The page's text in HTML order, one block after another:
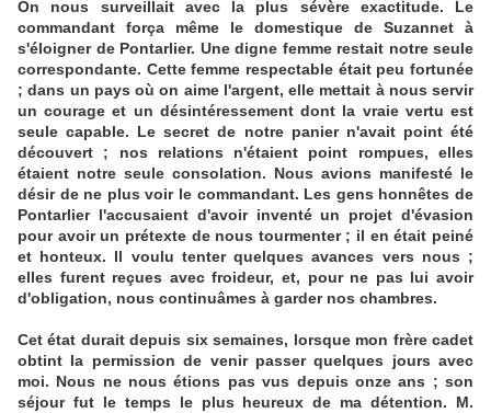
On nous surveillait avec la plus sévère exactitude. Le
commandant força même le domestique de Suzannet à
s'éloigner de Pontarlier. Une digne femme restait notre seule
correspondante. Cette femme respectable était peu fortunée
; dans un pays où on aime l'argent, elle mettait à nous servir
un courage et un désintéressement dont la vraie vertu est
seule capable. Le secret de notre panier n'avait point été
découvert ; nos relations n'étaient point rompues, elles
étaient notre seule consolation. Nous avions manifesté le
désir de ne plus voir le commandant. Les gens honnêtes de
Pontarlier l'accusaient d'avoir inventé un projet d'évasion
pour avoir un prétexte de nous tourmenter ; il en était peiné
et honteux. Il voulu tenter quelques avances vers nous ;
elles furent reçues avec froideur, et, pour ne pas lui avoir
d'obligation, nous continuâmes à garder nos chambres.
Cet état durait depuis six semaines, lorsque mon frère cadet
obtint la permission de venir passer quelques jours avec
moi. Nous ne nous étions pas vus depuis onze ans ; son
séjour fut le temps le plus heureux de ma détention. M.